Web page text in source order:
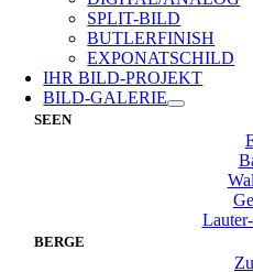
SPLIT-BILD
BUTLERFINISH
EXPONATSCHILD
IHR BILD-PROJEKT
BILD-GALERIE
SEEN
BERGE